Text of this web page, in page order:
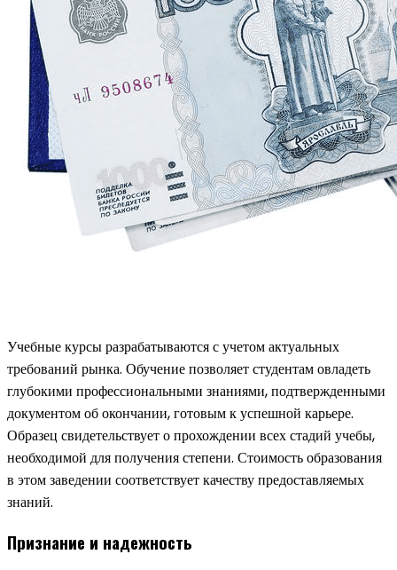
Учебные курсы разрабатываются с учетом актуальных
требований рынка. Обучение позволяет студентам овладеть
глубокими профессиональными знаниями, подтвержденными
документом об окончании, готовым к успешной карьере.
Образец свидетельствует о прохождении всех стадий учебы,
необходимой для получения степени. Стоимость образования
в этом заведении соответствует качеству предоставляемых
знаний.
Признание и надежность